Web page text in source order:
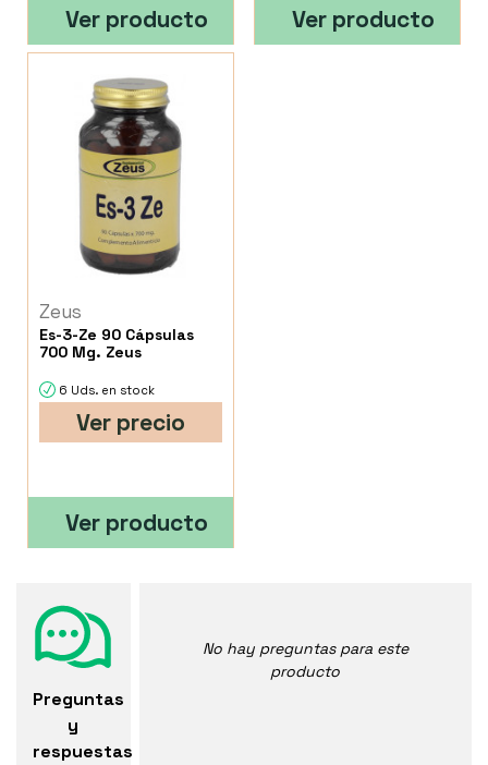
Ver producto Ver producto
Zeus
Es-3-Ze 90 Cápsulas
700 Mg. Zeus
6 Uds. en stock
Ver precio
Ver producto
Preguntas
y
respuestas
No hay preguntas para este
producto